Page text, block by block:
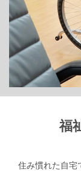
福
住み慣れた自宅